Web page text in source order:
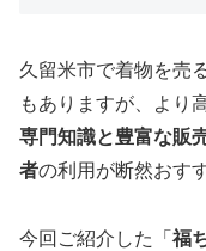
久留米市で着物を売
もありますが、より
専門知識と豊富な販
者の利用が断然おす
今回ご紹介した「 福